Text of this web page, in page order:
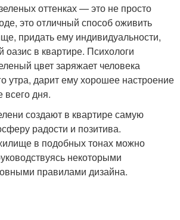
оттенках — это не просто
это отличный способ оживить
придать ему индивидуальности,
оазис в квартире. Психологи
цвет заряжает человека
утра, дарит ему хорошее настроение
всего дня.
создают в квартире самую
радости и позитива.
в подобных тонах можно
некоторыми
правилами дизайна.